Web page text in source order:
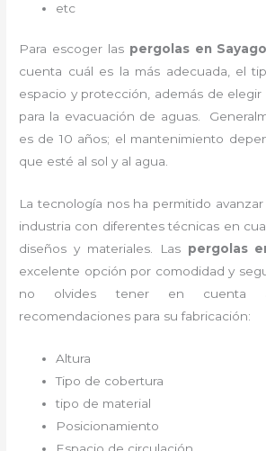
etc
Para escoger las pergolas en Sayago
cuenta cuál es la más adecuada, el
espacio y protección, además de
para la evacuación de aguas.
es de 10 años; el mantenimiento
que esté al sol y al agua.
La tecnología nos ha permitido
industria con diferentes técnicas en
diseños y materiales. Laspergolas
excelente opción por comodidad y
no olvides tener en cuenta
recomendaciones para su fabricación:
Altura
Tipo de cobertura
tipo de material
Posicionamiento